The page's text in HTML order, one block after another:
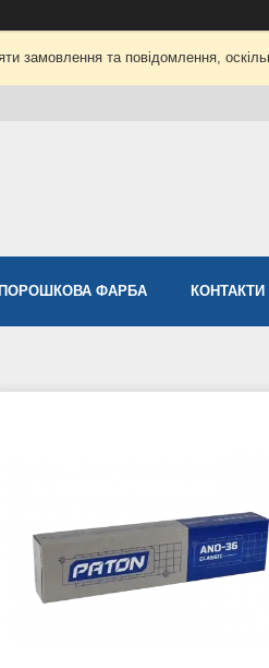
замовлення та повідомлення,
ПОРОШКОВА ФАРБА КОНТАКТИ